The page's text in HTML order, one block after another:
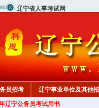
辽宁省人事考试网
员招考 辽宁事业单位及其他
辽宁公务员考试用书